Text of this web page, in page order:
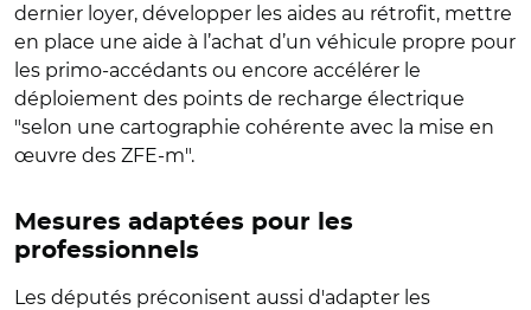
dernier loyer, développer les aides au rétrofit, mettre
en place une aide à l’achat d’un véhicule propre pour
les primo-accédants ou encore accélérer le
déploiement des points de recharge électrique
"selon une cartographie cohérente avec la mise en
œuvre des ZFE-m".
Mesures adaptées pour les
professionnels
Les députés préconisent aussi d'adapter les